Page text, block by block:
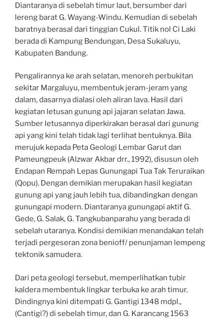
Diantaranya di sebelah timur laut, bersumber dari
lereng barat G. Wayang-Windu. Kemudian di sebelah
baratnya berasal dari tinggian Cukul. Titik nol Ci Laki
berada di Kampung Bendungan, Desa Sukaluyu,
Kabupaten Bandung.
Pengalirannya ke arah selatan, menoreh perbukitan
sekitar Margaluyu, membentuk jeram-jeram yang
dalam, dasarnya dialasi oleh aliran lava. Hasil dari
kegiatan letusan gunung api jajaran selatan Jawa.
Sumber letusannya diperkirakan berasal dari gunung
api yang kini telah tidak lagi terlihat bentuknya. Bila
merujuk kepada Peta Geologi Lembar Garut dan
Pameungpeuk (Alzwar Akbar drr., 1992), disusun oleh
Endapan Rempah Lepas Gunungapi Tua Tak Teruraikan
(Qopu). Dengan demikian merupakan hasil kegiatan
gunung api yang jauh lebih tua, dibandingkan dengan
gunungapi modern. Diantaranya gunungapi aktif G.
Gede, G. Salak, G. Tangkubanparahu yang berada di
sebelah utaranya. Kondisi demikian menandakan telah
terjadi pergeseran zona benioff/ penunjaman lempeng
tektonik samudera.
Dari peta geologi tersebut, memperlihatkan tubir
kaldera membentuk lingkar terbuka ke arah timur.
Dindingnya kini ditempati G. Gantigi 1348 mdpl.,
(Cantigi?) di sebelah timur, dan G. Karancang 1563